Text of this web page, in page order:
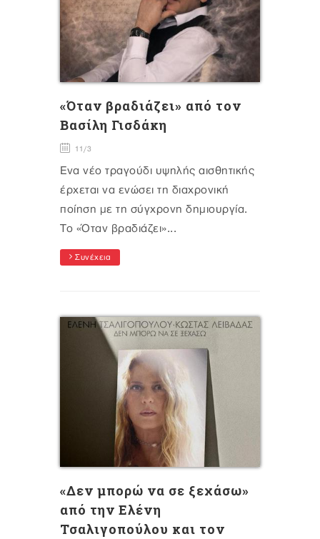
«Όταν βραδιάζει» από τον
Βασίλη Γισδάκη
11/3
Ένα νέο τραγούδι υψηλής αισθητικής
έρχεται να ενώσει τη διαχρονική
ποίηση με τη σύγχρονη δημιουργία.
Το «Όταν βραδιάζει»...
Συνέχεια
«Δεν μπορώ να σε ξεχάσω»
από την Ελένη
Τσαλιγοπούλου και τον